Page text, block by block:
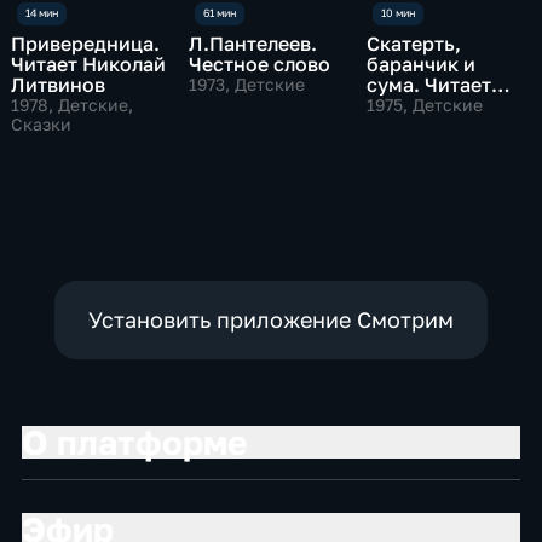
Привередница.
Читает Николай
Литвинов
1978, Детские,
Сказки
Л.Пантелеев.
Честное слово
1973, Детские
Скатерть,
баранчик и
сума. Читает
Николай
1975, Детские
Установить приложение Смотрим